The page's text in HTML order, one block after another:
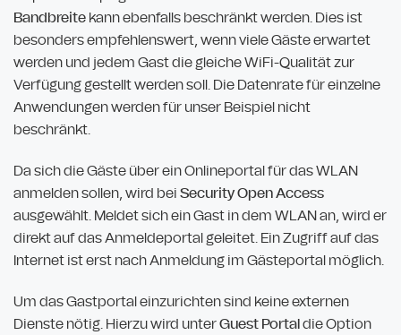
Bandbreitekann ebenfalls beschränkt werden. Dies ist
besonders empfehlenswert, wenn viele Gäste erwartet
werden und jedem Gast die gleiche WiFi-Qualität zur
Verfügung gestellt werden soll. Die Datenrate für einzelne
Anwendungen werden für unser Beispiel nicht
beschränkt.
Da sich die Gäste über ein Onlineportal für das WLAN
anmelden sollen, wird beiSecurity Open Access
ausgewählt. Meldet sich ein Gast in dem WLAN an, wird er
direkt auf das Anmeldeportal geleitet. Ein Zugriff auf das
Internet ist erst nach Anmeldung im Gästeportal möglich.
Um das Gastportal einzurichten sind keine externen
Dienste nötig. Hierzu wird unterGuest Portaldie Option